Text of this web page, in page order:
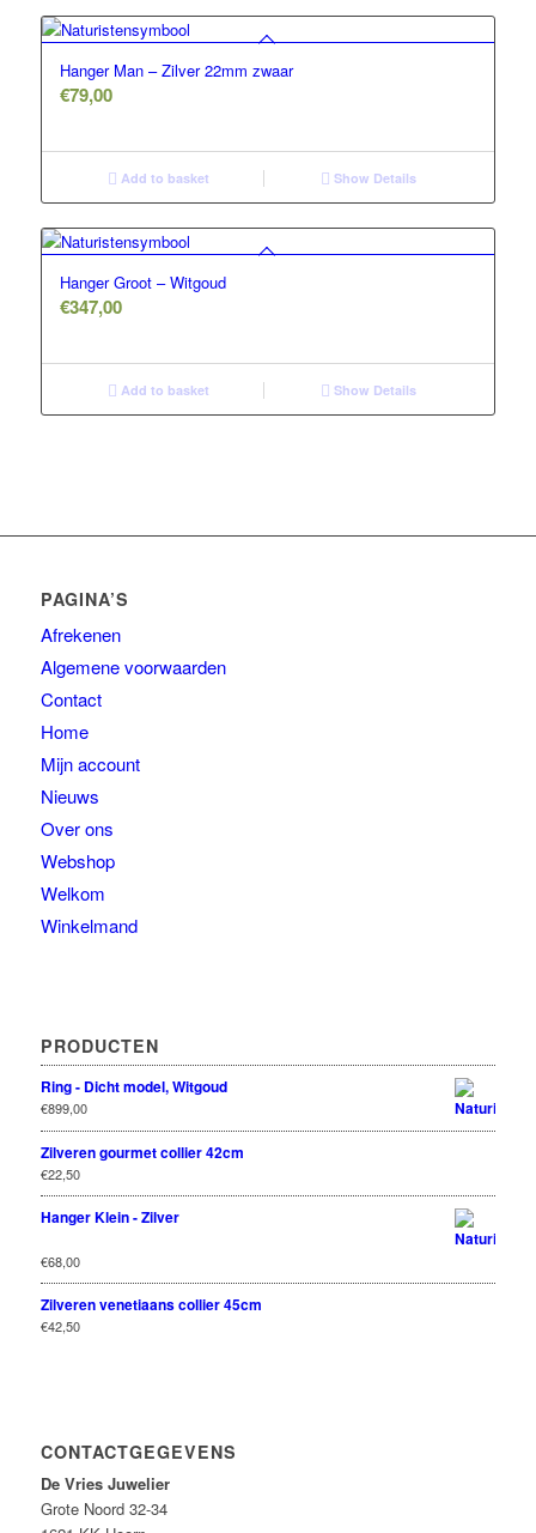
Hanger Man – Zilver 22mm zwaar
€79,00
Add to basket Show Details
Hanger Groot – Witgoud
€347,00
Add to basket Show Details
PAGINA’S
Afrekenen
Algemene voorwaarden
Contact
Home
Mijn account
Nieuws
Over ons
Webshop
Welkom
Winkelmand
PRODUCTEN
Ring - Dicht model, Witgoud
€899,00
Zilveren gourmet collier 42cm
€22,50
Hanger Klein - Zilver
Rated5.00
of 5
€68,00
Zilveren venetiaans collier 45cm
€42,50
CONTACTGEGEVENS
De Vries Juwelier
Grote Noord 32-34